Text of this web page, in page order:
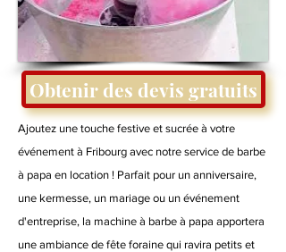
Obtenir des devis gratuits
Ajoutez une touche festive et sucrée à votre
événement à Fribourg avec notre service de barbe
à papa en location ! Parfait pour un anniversaire,
une kermesse, un mariage ou un événement
d'entreprise, la machine à barbe à papa apportera
une ambiance de fête foraine qui ravira petits et